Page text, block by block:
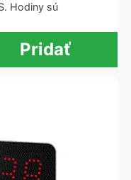
Hodiny sú